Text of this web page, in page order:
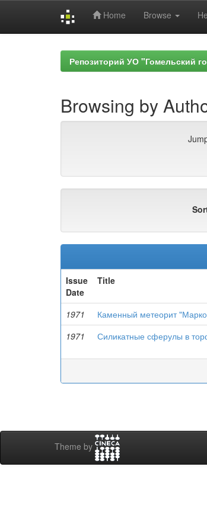
Home Browse
Репозиторий УО "Гомельский
Browsing by
Issue
Date
Title
1971 Каменный метеорит
1971
Силикатные сферулы в
Theme by